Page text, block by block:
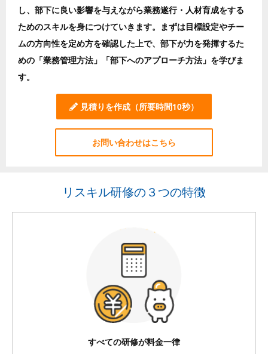
し、部下に良い影響を与えながら業務遂行・人材育成をする
ためのスキルを身につけていきます。まずは目標設定やチー
ムの方向性を定め方を確認した上で、部下が力を発揮するた
めの「業務管理方法」「部下へのアプローチ方法」を学びま
す。
見積りを作成 （所要時間10秒）
お問い合わせはこちら
リスキル研修の３つの特徴
すべての研修が料金一律